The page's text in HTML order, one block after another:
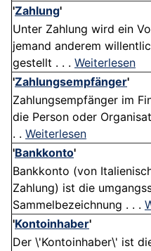
'Zahlung'
Unter Zahlung wird ein
jemand anderem
gestellt . . . Weiterlesen
'Zahlungsempfänger'
Zahlungsempfänger im
die Person oder
. . Weiterlesen
'Bankkonto'
Bankkonto (von
Zahlung) ist die
Sammelbezeichnung . . .
'Kontoinhaber'
Der \'Kontoinhaber\' ist